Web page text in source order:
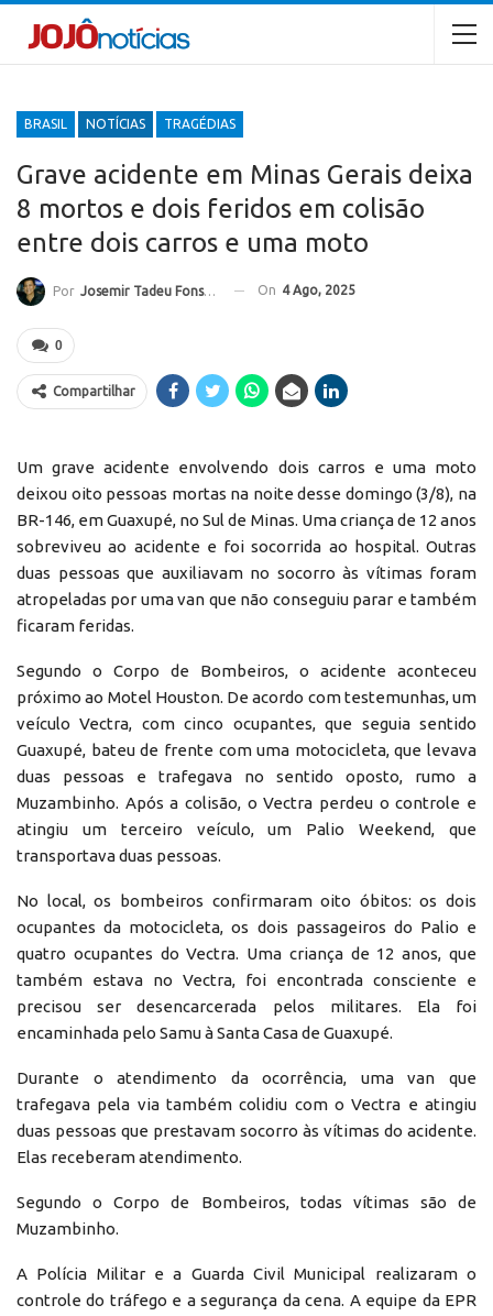
BRASIL NOTÍCIAS TRAGÉDIAS
Grave acidente em Minas Gerais deixa
8 mortos e dois feridos em colisão
entre dois carros e uma moto
Por Josemir Tadeu Fonseca On 4 Ago, 2025
0
Compartilhar
Um grave acidente envolvendo dois carros e uma moto
deixou oito pessoas mortas na noite desse domingo (3/8), na
BR-146, em Guaxupé, no Sul de Minas. Uma criança de 12 anos
sobreviveu ao acidente e foi socorrida ao hospital. Outras
duas pessoas que auxiliavam no socorro às vítimas foram
atropeladas por uma van que não conseguiu parar e também
ficaram feridas.
Segundo o Corpo de Bombeiros, o acidente aconteceu
próximo ao Motel Houston. De acordo com testemunhas, um
veículo Vectra, com cinco ocupantes, que seguia sentido
Guaxupé, bateu de frente com uma motocicleta, que levava
duas pessoas e trafegava no sentido oposto, rumo a
Muzambinho. Após a colisão, o Vectra perdeu o controle e
atingiu um terceiro veículo, um Palio Weekend, que
transportava duas pessoas.
No local, os bombeiros confirmaram oito óbitos: os dois
ocupantes da motocicleta, os dois passageiros do Palio e
quatro ocupantes do Vectra. Uma criança de 12 anos, que
também estava no Vectra, foi encontrada consciente e
precisou ser desencarcerada pelos militares. Ela foi
encaminhada pelo Samu à Santa Casa de Guaxupé.
Durante o atendimento da ocorrência, uma van que
trafegava pela via também colidiu com o Vectra e atingiu
duas pessoas que prestavam socorro às vítimas do acidente.
Elas receberam atendimento.
Segundo o Corpo de Bombeiros, todas vítimas são de
Muzambinho.
A Polícia Militar e a Guarda Civil Municipal realizaram o
controle do tráfego e a segurança da cena. A equipe da EPR